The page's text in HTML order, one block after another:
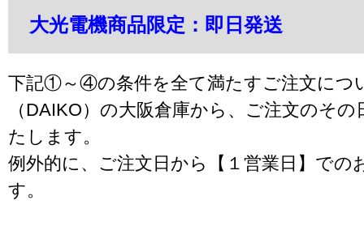
大光電機商品限定：即日発送
下記①～④の条件を全て満たすご注文につ
（DAIKO）の大阪倉庫から、ご注文のそ
たします。
例外的に、ご注文日から【１営業日】での
す。